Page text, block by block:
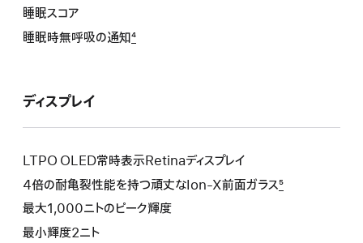
睡眠スコア
睡眠時無呼吸の通知4
ディスプレイ
LTPO OLED常時表示Retina デ ィ ス プ レ イ
4倍の耐亀裂性能を持つ頑丈なIon-X前面ガラス5
最大1,000ニトのピーク輝度
最小輝度2ニト